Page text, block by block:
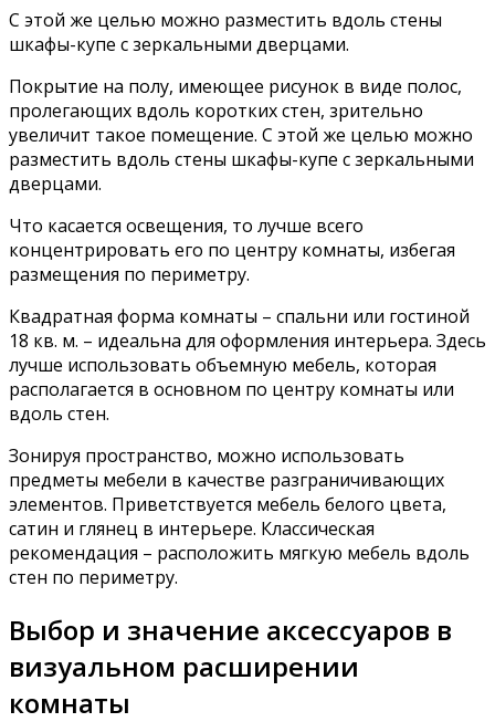
С этой же целью можно разместить вдоль стены
шкафы-купе с зеркальными дверцами.
Покрытие на полу, имеющее рисунок в виде полос,
пролегающих вдоль коротких стен, зрительно
увеличит такое помещение. С этой же целью можно
разместить вдоль стены шкафы-купе с зеркальными
дверцами.
Что касается освещения, то лучше всего
концентрировать его по центру комнаты, избегая
размещения по периметру.
Квадратная форма комнаты – спальни или гостиной
18 кв. м. – идеальна для оформления интерьера. Здесь
лучше использовать объемную мебель, которая
располагается в основном по центру комнаты или
вдоль стен.
Зонируя пространство, можно использовать
предметы мебели в качестве разграничивающих
элементов. Приветствуется мебель белого цвета,
сатин и глянец в интерьере. Классическая
рекомендация – расположить мягкую мебель вдоль
стен по периметру.
Выбор и значение аксессуаров в
визуальном расширении
комнаты